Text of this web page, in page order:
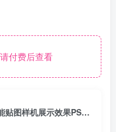
付费后查看
矿泉水纯净水塑料瓶包装LOGO智能贴图样机展示效果PS设计模板素材